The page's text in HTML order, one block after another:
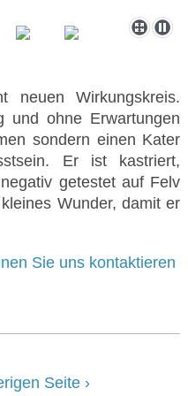
neuen Wirkungskreis.
und ohne Erwartungen
sondern einen Kater
Er ist kastriert,
getestet auf Felv
Wunder, damit er
Sie uns kontaktieren
Seite